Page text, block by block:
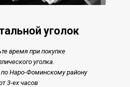
уголок
время при покупке
уголка.
по Наро-Фоминскому району
3-ех часов